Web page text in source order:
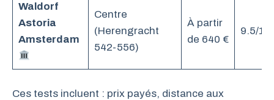
Waldorf
Astoria
Amsterdam
Centre
(Herengracht
542-556)
À partir
de 640 €
9.5/10
Ces tests incluent : prix payés, distance aux